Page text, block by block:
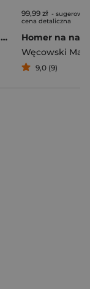
Pierogi z kimchi. Moje ulubione azjatyckie przepisy
99,99 zł -
cena detaliczna
Węcowski
9,0 (9)